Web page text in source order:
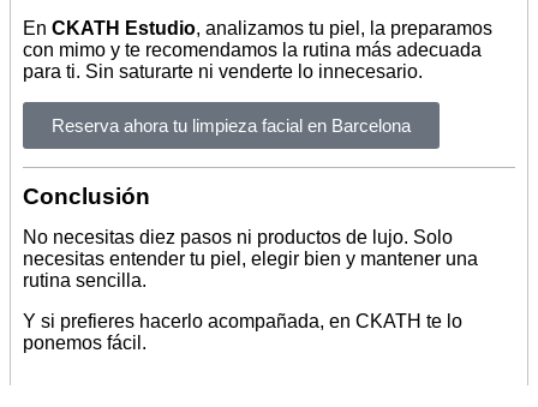
En CKATH Estudio, analizamos tu piel, la preparamos
con mimo y te recomendamos la rutina más adecuada
para ti. Sin saturarte ni venderte lo innecesario.
Reserva ahora tu limpieza facial en Barcelona
Conclusión
No necesitas diez pasos ni productos de lujo. Solo
necesitas entender tu piel, elegir bien y mantener una
rutina sencilla.
Y si prefieres hacerlo acompañada, en CKATH te lo
ponemos fácil.